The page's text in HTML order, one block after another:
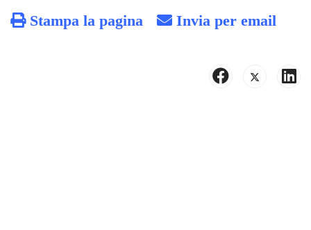
Stampa la pagina Invia per email